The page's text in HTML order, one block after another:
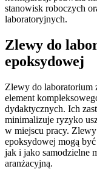
stanowisk roboczych
laboratoryjnych.
Zlewy do
epoksydowej
Zlewy do laboratorium
element
dydaktycznych. Ich
minimalizuje ryzyko
w miejscu pracy.
epoksydowej mogą
jak i jako samodzielne
aranżacyjną.